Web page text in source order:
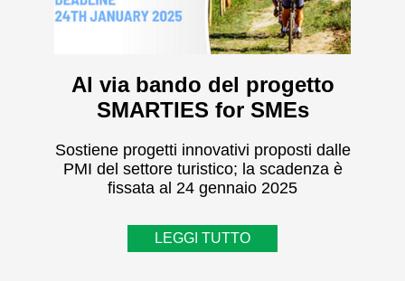
Al via bando del progetto
SMARTIES for SMEs
Sostiene progetti innovativi proposti dalle
PMI del settore turistico; la scadenza è
fissata al 24 gennaio 2025
LEGGI TUTTO